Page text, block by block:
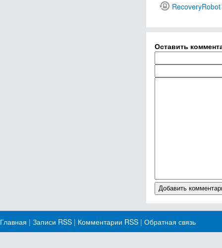
Оставить
Главная | Записи RSS | Комментарии RSS | Обратная связь